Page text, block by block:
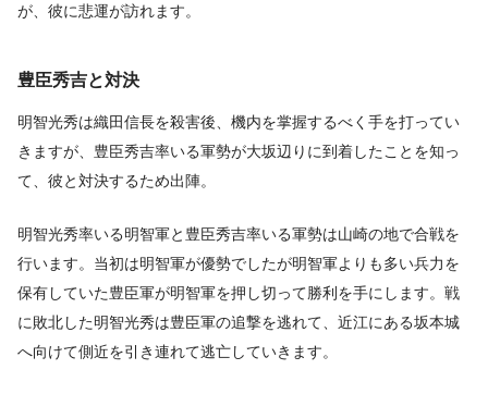
が、彼に悲運が訪れます。
豊臣秀吉と対決
明智光秀は織田信長を殺害後、機内を掌握するべく手を打ってい
きますが、豊臣秀吉率いる軍勢が大坂辺りに到着したことを知っ
て、彼と対決するため出陣。
明智光秀率いる明智軍と豊臣秀吉率いる軍勢は山崎の地で合戦を
行います。当初は明智軍が優勢でしたが明智軍よりも多い兵力を
保有していた豊臣軍が明智軍を押し切って勝利を手にします。戦
に敗北した明智光秀は豊臣軍の追撃を逃れて、近江にある坂本城
へ向けて側近を引き連れて逃亡していきます。